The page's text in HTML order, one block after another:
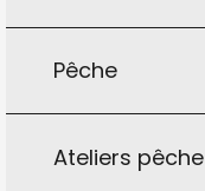
Pêche
Ateliers